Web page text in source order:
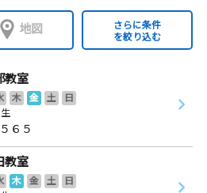
地図
さらに条件
を絞り込む
教室
木 金 土
日
６５
教室
木 金 土
日